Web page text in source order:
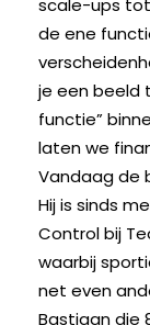
scale-ups tot
de ene
je een beeld
functie”
laten we
Vandaag de
Hij is sinds
Control bij
waarbij
net even
Bastiaan die